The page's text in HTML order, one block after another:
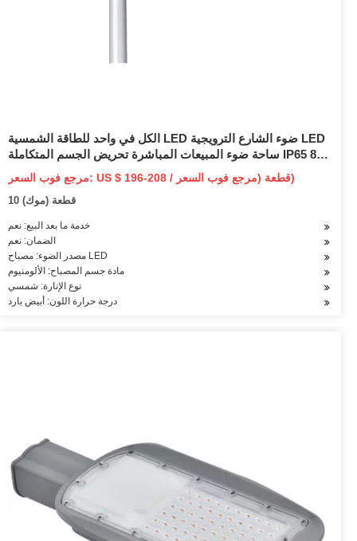
الكل في واحد للطاقة الشمسية LED ضوء الشارع الترويجية LED
ساحة ضوء المبيعات المباشرة تحريض الجسم المتكاملة IP65 80
المناظر الطبيعية 1000 70
مرجع فوب السعر: US $ 196-208 / قطعة (مرجع فوب السعر)
10 قطعة (موك)
خدمة ما بعد البيع: نعم
الضمان: نعم
مصدر الضوء: مصباح LED
مادة جسم المصباح: الألومنيوم
نوع الإنارة: شمسي
درجة حرارة اللون: أبيض بارد